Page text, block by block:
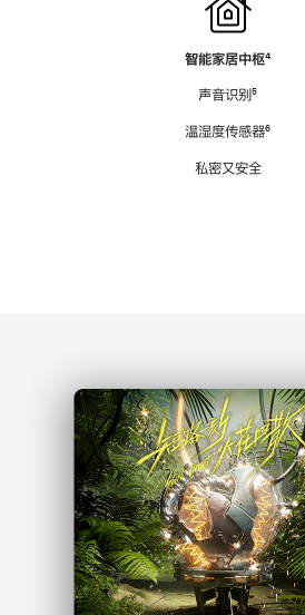
智能家居中枢脚
⁴
声音识别脚
⁵
温湿度传感器脚
⁶
私密又安全